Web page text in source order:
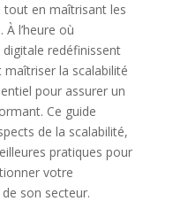
tout en maîtrisant les
l’heure où
redéfinissent
la scalabilité
pour assurer un
Ce guide
de la scalabilité,
pratiques pour
votre
son secteur.